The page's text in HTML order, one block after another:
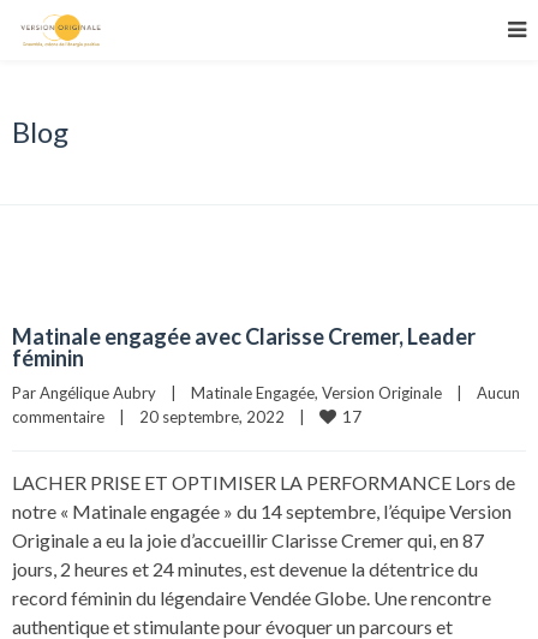
Blog
Matinale engagée avec Clarisse Cremer, Leader
féminin
Par Angélique Aubry Matinale Engagée, Version Originale
Aucun
commentaire
20 septembre, 2022 17
LACHER PRISE ET OPTIMISER LA PERFORMANCE Lors de
notre « Matinale engagée » du 14 septembre, l’équipe Version
Originale a eu la joie d’accueillir Clarisse Cremer qui, en 87
jours, 2 heures et 24 minutes, est devenue la détentrice du
record féminin du légendaire Vendée Globe. Une rencontre
authentique et stimulante pour évoquer un parcours et